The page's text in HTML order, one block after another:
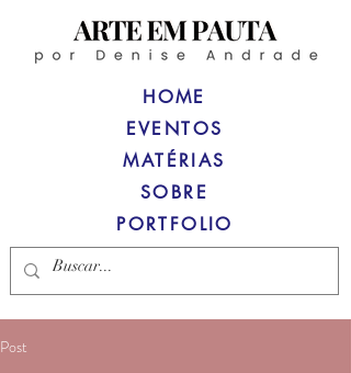
HOME
MATÉRIAS
SOBRE
PORTFOLIO
EVENTOS
Post